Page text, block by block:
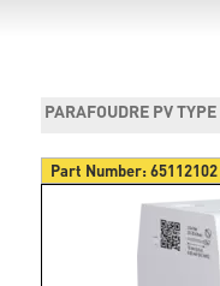
PARAFOUDRE PV
Part Number:65112102